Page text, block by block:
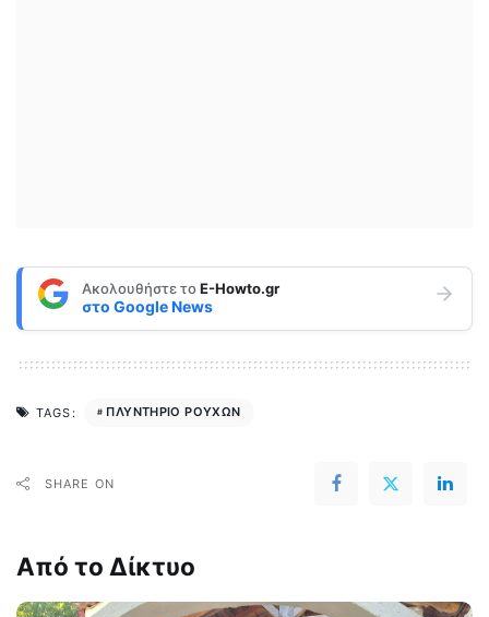
Ακολουθήστε τοE-Howto.gr
στο Google News
TAGS: ΠΛΥΝΤΗΡΙΟ ΡΟΥΧΩΝ
SHARE ON
Από το Δίκτυο